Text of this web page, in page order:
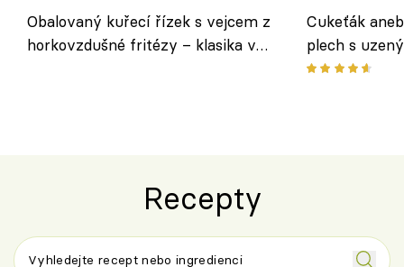
Obalovaný kuřecí řízek s vejcem z
horkovzdušné fritézy – klasika v
Cukeťák
plech s
způsob, jak
Recepty